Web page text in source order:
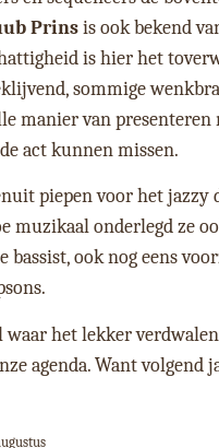
Prinsis ook bekend
is hier het
sommige
manier van
act kunnen missen.
piepen voor het jazzy
muzikaal onderlegd ze
bassist, ook nog eens
het lekker verdwalen
agenda. Want